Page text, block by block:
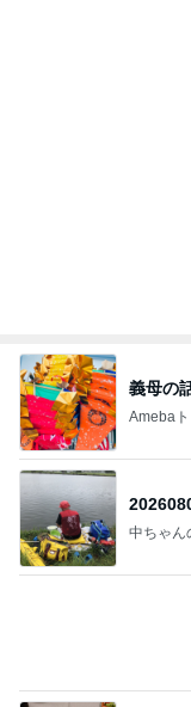
義母の
Ameba
中ちゃん